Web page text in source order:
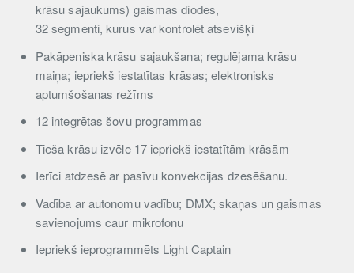
krāsu sajaukums) gaismas diodes,
32 segmenti, kurus var kontrolēt atsevišķi
Pakāpeniska krāsu sajaukšana; regulējama krāsu
maiņa; iepriekš iestatītas krāsas; elektronisks
aptumšošanas režīms
12 integrētas šovu programmas
Tieša krāsu izvēle 17 iepriekš iestatītām krāsām
Ierīci atdzesē ar pasīvu konvekcijas dzesēšanu.
Vadība ar autonomu vadību; DMX; skaņas un gaismas
savienojums caur mikrofonu
Iepriekš ieprogrammēts Light Captain